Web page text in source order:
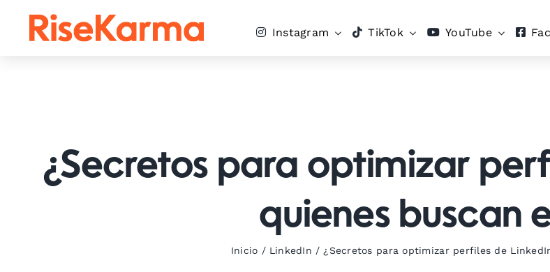
Instagram TikTok YouTube
¿Secretos para optimizar
quienes buscan
Inicio / LinkedIn / ¿Secretos para optimizar perfiles de